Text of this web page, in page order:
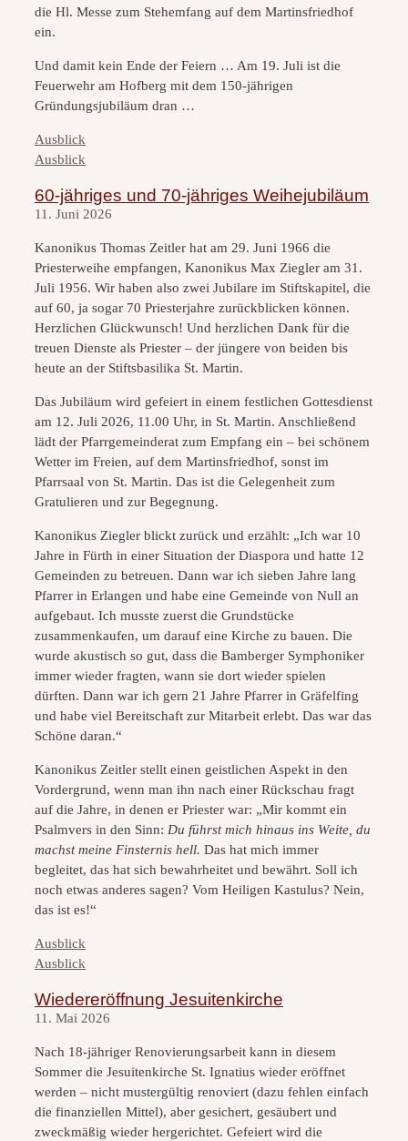
die Hl. Messe zum Stehemfang auf dem Martinsfriedhof
ein.
Und damit kein Ende der Feiern … Am 19. Juli ist die
Feuerwehr am Hofberg mit dem 150-jährigen
Gründungsjubiläum dran …
Kategorien
Ausblick
Kategorien
Ausblick
60-jähriges und 70-jähriges Weihejubiläum
11. Juni 2026
Kanonikus Thomas Zeitler hat am 29. Juni 1966 die
Priesterweihe empfangen, Kanonikus Max Ziegler am 31.
Juli 1956. Wir haben also zwei Jubilare im Stiftskapitel, die
auf 60, ja sogar 70 Priesterjahre zurückblicken können.
Herzlichen Glückwunsch! Und herzlichen Dank für die
treuen Dienste als Priester – der jüngere von beiden bis
heute an der Stiftsbasilika St. Martin.
Das Jubiläum wird gefeiert in einem festlichen Gottesdienst
am 12. Juli 2026, 11.00 Uhr, in St. Martin. Anschließend
lädt der Pfarrgemeinderat zum Empfang ein – bei schönem
Wetter im Freien, auf dem Martinsfriedhof, sonst im
Pfarrsaal von St. Martin. Das ist die Gelegenheit zum
Gratulieren und zur Begegnung.
Kanonikus Ziegler blickt zurück und erzählt: „Ich war 10
Jahre in Fürth in einer Situation der Diaspora und hatte 12
Gemeinden zu betreuen. Dann war ich sieben Jahre lang
Pfarrer in Erlangen und habe eine Gemeinde von Null an
aufgebaut. Ich musste zuerst die Grundstücke
zusammenkaufen, um darauf eine Kirche zu bauen. Die
wurde akustisch so gut, dass die Bamberger Symphoniker
immer wieder fragten, wann sie dort wieder spielen
dürften. Dann war ich gern 21 Jahre Pfarrer in Gräfelfing
und habe viel Bereitschaft zur Mitarbeit erlebt. Das war das
Schöne daran.“
Kanonikus Zeitler stellt einen geistlichen Aspekt in den
Vordergrund, wenn man ihn nach einer Rückschau fragt
auf die Jahre, in denen er Priester war: „Mir kommt ein
Psalmvers in den Sinn: Du führst mich hinaus ins Weite, du
machst meine Finsternis hell. Das hat mich immer
begleitet, das hat sich bewahrheitet und bewährt. Soll ich
noch etwas anderes sagen? Vom Heiligen Kastulus? Nein,
das ist es!“
Kategorien
Ausblick
Kategorien
Ausblick
Wiedereröffnung Jesuitenkirche
11. Mai 2026
Nach 18-jähriger Renovierungsarbeit kann in diesem
Sommer die Jesuitenkirche St. Ignatius wieder eröffnet
werden – nicht mustergültig renoviert (dazu fehlen einfach
die finanziellen Mittel), aber gesichert, gesäubert und
zweckmäßig wieder hergerichtet. Gefeiert wird die